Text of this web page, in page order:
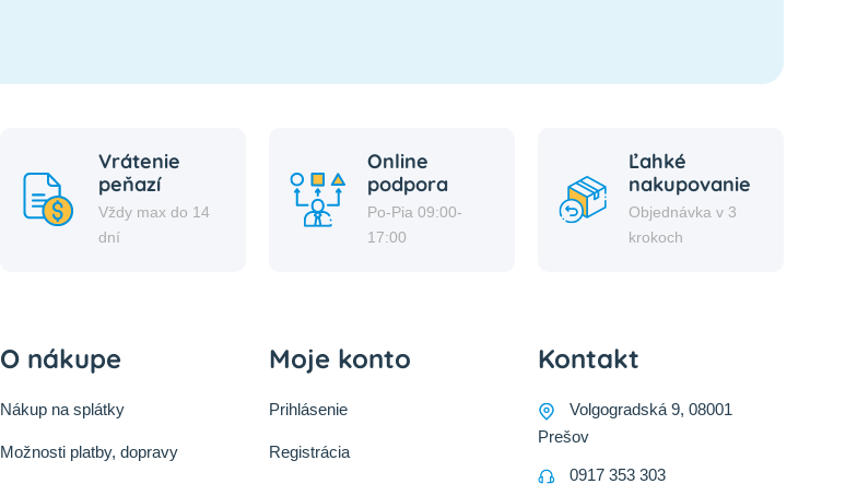
Vrátenie
peňazí
Vždy max do 14
dní
Online
podpora
Po-Pia 09:00-
17:00
Ľahké
nakupovanie
Objednávka v 3
krokoch
O nákupe
Nákup na splátky
Možnosti platby, dopravy
Moje konto
Prihlásenie
Registrácia
Kontakt
Volgogradská 9, 08001
Prešov
0917 353 303